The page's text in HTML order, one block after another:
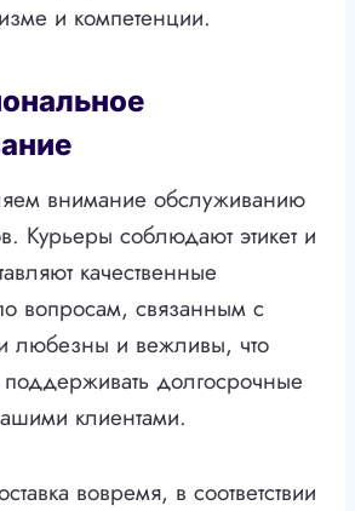
и компетенции.
внимание обслуживанию
Курьеры соблюдают этикет и
качественные
вопросам, связанным с
любезны и вежливы, что
долгосрочные
клиентами.
вовремя, в соответствии